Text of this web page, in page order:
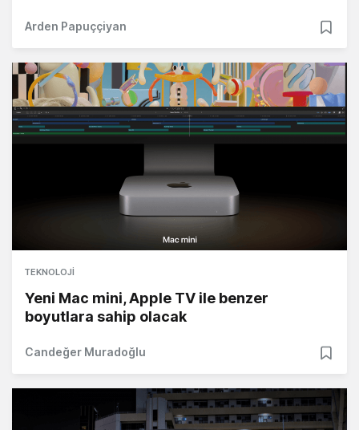
Arden Papuççiyan
TEKNOLOJI
Yeni Mac mini, Apple TV ile benzer
boyutlara sahip olacak
Candeğer Muradoğlu